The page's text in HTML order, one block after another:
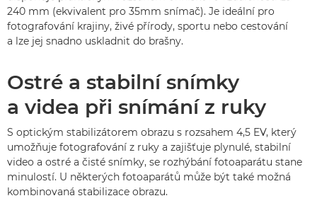
240 mm (ekvivalent pro 35mm snímač). Je ideální pro
fotografování krajiny, živé přírody, sportu nebo cestování
a lze jej snadno uskladnit do brašny.
Ostré a stabilní snímky
a videa při snímání z ruky
S optickým stabilizátorem obrazu s rozsahem 4,5 EV, který
umožňuje fotografování z ruky a zajišťuje plynulé, stabilní
video a ostré a čisté snímky, se rozhýbání fotoaparátu stane
minulostí. U některých fotoaparátů může být také možná
kombinovaná stabilizace obrazu.